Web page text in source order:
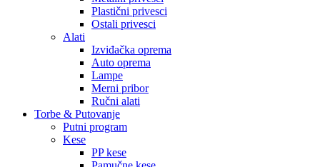
Plastični privesci
Ostali privesci
Alati
Izviđačka oprema
Auto oprema
Lampe
Merni pribor
Ručni alati
Torbe & Putovanje
Putni program
Kese
PP kese